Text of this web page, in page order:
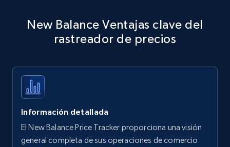
specific keywords
Title, Seller name, Brand, Description, Initial
35.3K+
Amazon products - find products by using
New Balance Ventajas clave del
rastreador de precios
Información detallada
El New Balance Price Tracker proporciona una visión
general completa de sus operaciones de comercio